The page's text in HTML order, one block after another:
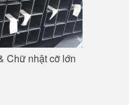
Chữ nhật cỡ lớn